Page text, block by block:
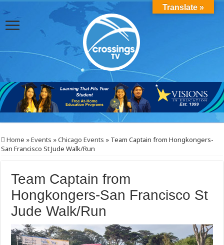
Home »Events »Chicago Events » Team Captain from Hongkongers-
San Francisco St Jude Walk/Run
Team Captain from
Hongkongers-San Francisco St
Jude Walk/Run
Translate »